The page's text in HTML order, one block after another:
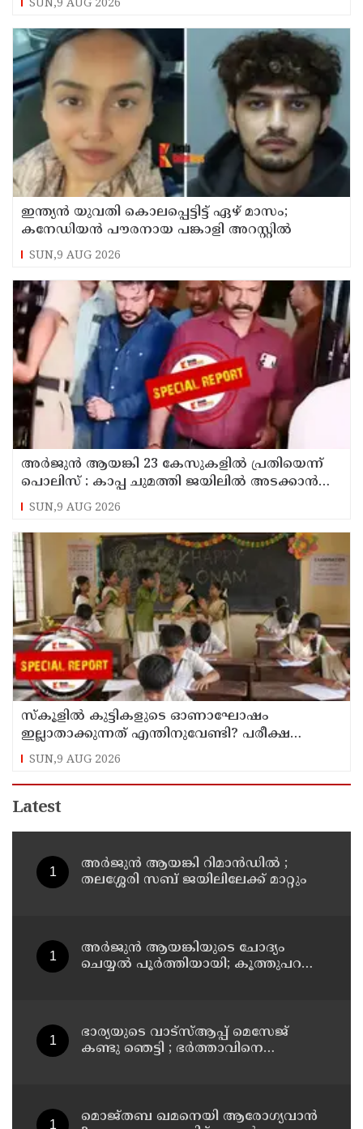
SUN,9 AUG 2026
ഇന്ത്യന്‍ യുവതി കൊലപ്പെട്ടിട്ട് ഏഴ് മാസം;
കനേഡിയന്‍ പൗരനായ പങ്കാളി അറസ്റ്റില്‍
SUN,9 AUG 2026
അര്‍ജുന്‍ ആയങ്കി 23 കേസുകളില്‍ പ്രതിയെന്ന്
പൊലിസ് : കാപ്പ ചുമത്തി ജയിലില്‍ അടക്കാന്‍
നീക്കം
SUN,9 AUG 2026
സ്‌കൂളില്‍ കുട്ടികളുടെ ഓണാഘോഷം
ഇല്ലാതാക്കുന്നത് എന്തിനുവേണ്ടി? പരീക്ഷ
ഷെഡ്യൂള്‍ മാറ്റിയത് തിരുത്തുമോ?
SUN,9 AUG 2026
Latest
അര്‍ജുന്‍ ആയങ്കി റിമാന്‍ഡില്‍ ;
തലശ്ശേരി സബ് ജയിലിലേക്ക് മാറ്റും
അര്‍ജുന്‍ ആയങ്കിയുടെ ചോദ്യം
ചെയ്യല്‍ പൂര്‍ത്തിയായി; കൂത്തുപറമ്പ്
ഭാര്യയുടെ വാട്സ്ആപ്പ് മെസേജ്
കണ്ടു ഞെട്ടി ; ഭര്‍ത്താവിനെ
യുവതിയും സുഹൃത്തും ഒളിവില്‍
മൊജ്തബ ഖമനെയി ആരോഗ്യവാന്‍